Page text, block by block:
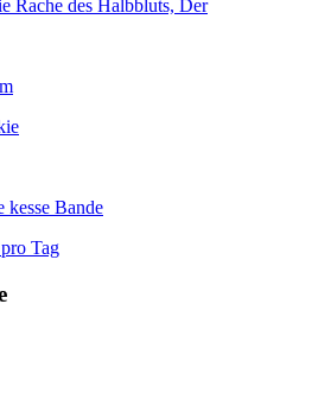
Rache des Halbbluts, Der
Bande
Tag